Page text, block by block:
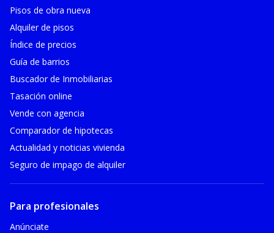
Pisos de obra nueva
Alquiler de pisos
Índice de precios
Guía de barrios
Buscador de Inmobiliarias
Tasación online
Vende con agencia
Comparador de hipotecas
Actualidad y noticias vivienda
Seguro de impago de alquiler
Para profesionales
Anúnciate